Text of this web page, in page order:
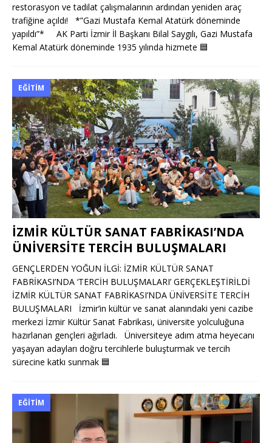
restorasyon ve tadilat çalışmalarının ardından yeniden araç
trafiğine açıldı! *”Gazi Mustafa Kemal Atatürk döneminde
yapıldı”* AK Parti İzmir İl Başkanı Bilal Saygılı, Gazi Mustafa
Kemal Atatürk döneminde 1935 yılında hizmete 🟦
EĞITIM
İZMİR KÜLTÜR SANAT FABRİKASI’NDA
ÜNİVERSİTE TERCİH BULUŞMALARI
GENÇLERDEN YOĞUN İLGİ: İZMİR KÜLTÜR SANAT
FABRİKASI’NDA ‘TERCİH BULUŞMALARI’ GERÇEKLEŞTİRİLDİ
İZMİR KÜLTÜR SANAT FABRİKASI’NDA ÜNİVERSİTE TERCİH
BULUŞMALARI İzmir’in kültür ve sanat alanındaki yeni cazibe
merkezi İzmir Kültür Sanat Fabrikası, üniversite yolculuğuna
hazırlanan gençleri ağırladı. Üniversiteye adım atma heyecanı
yaşayan adayları doğru tercihlerle buluşturmak ve tercih
sürecine katkı sunmak 🟦
EĞITIM